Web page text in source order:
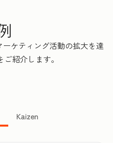
ケティング活動の拡大を達
紹介します。
Kaizen